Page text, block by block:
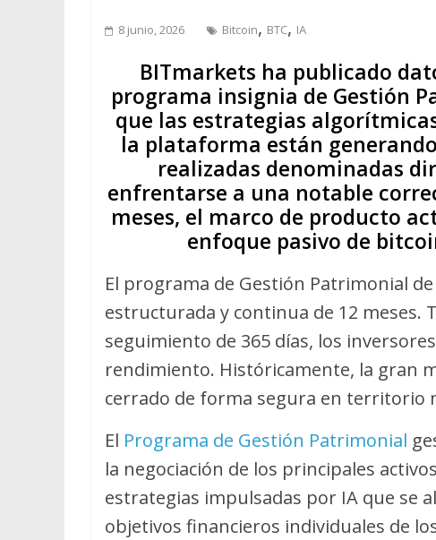
8 junio, 2026 Bitcoin, BTC, IA
BITmarkets ha publicado
programa insignia de Gestión
que las estrategias
la plataforma están
realizadas denominadas
enfrentarse a una notable
meses, el marco de producto
enfoque pasivo de
El programa de Gestión Patrimonial de
estructurada y continua de 12 meses.
seguimiento de 365 días, los
rendimiento. Históricamente, la gran
cerrado de forma segura en territorio
El Programa de Gestión Patrimonial
la negociación de los principales
estrategias impulsadas por IA que se
objetivos financieros individuales de